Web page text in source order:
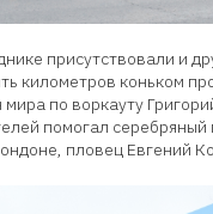
присутствовали и
километров коньком
по воркауту
помогал серебряный
пловец Евгений